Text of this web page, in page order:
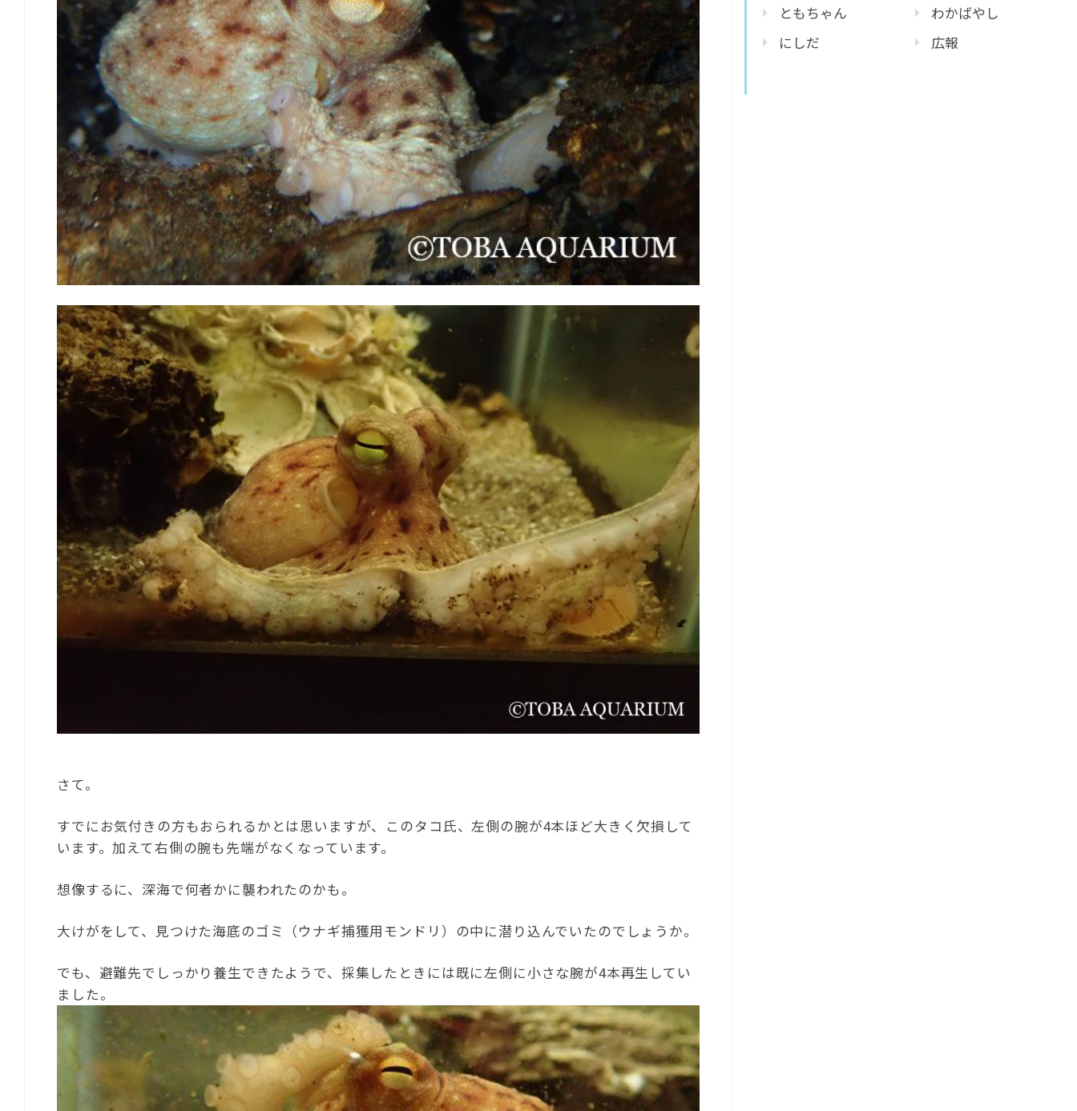
さて。
すでにお気付きの方もおられるかとは思いますが、このタコ氏、左側の腕が4本ほど大きく欠損して
います。加えて右側の腕も先端がなくなっています。
想像するに、深海で何者かに襲われたのかも。
大けがをして、見つけた海底のゴミ（ウナギ捕獲用モンドリ）の中に潜り込んでいたのでしょうか。
でも、避難先でしっかり養生できたようで、採集したときには既に左側に小さな腕が4本再生してい
ました。
ともちゃん
にしだ
わかばやし
広報